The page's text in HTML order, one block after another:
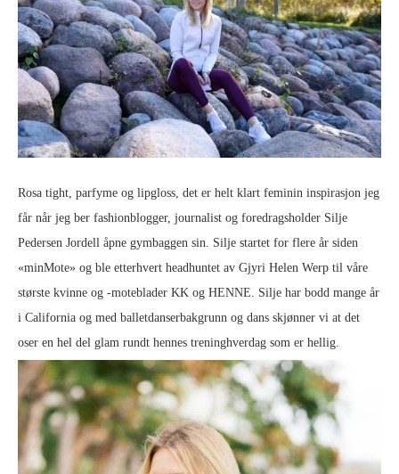
Rosa tight, parfyme og lipgloss, det er helt klart feminin inspirasjon jeg
får når jeg ber fashionblogger, journalist og foredragsholder Silje
Pedersen Jordell åpne gymbaggen sin. Silje startet for flere år siden
«minMote» og ble etterhvert headhuntet av Gjyri Helen Werp til våre
største kvinne og -moteblader KK og HENNE. Silje har bodd mange år
i California og med balletdanserbakgrunn og dans skjønner vi at det
oser en hel del glam rundt hennes treninghverdag som er hellig.